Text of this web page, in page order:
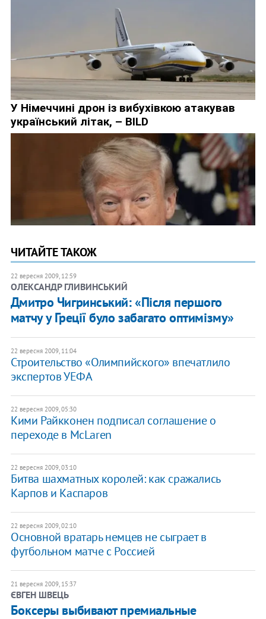
ЧИТАЙТЕ ТАКОЖ
22 вересня 2009, 12:59
ОЛЕКСАНДР ГЛИВИНСЬКИЙ
Дмитро Чигринський: «Після першого
матчу у Греції було забагато оптимізму»
22 вересня 2009, 11:04
Строительство «Олимпийского» впечатлило
экспертов УЕФА
22 вересня 2009, 05:30
Кими Райкконен подписал соглашение о
переходе в McLaren
22 вересня 2009, 03:10
Битва шахматных королей: как сражались
Карпов и Каспаров
22 вересня 2009, 02:10
Основной вратарь немцев не сыграет в
футбольном матче с Россией
21 вересня 2009, 15:37
ЄВГЕН ШВЕЦЬ
Боксеры выбивают премиальные